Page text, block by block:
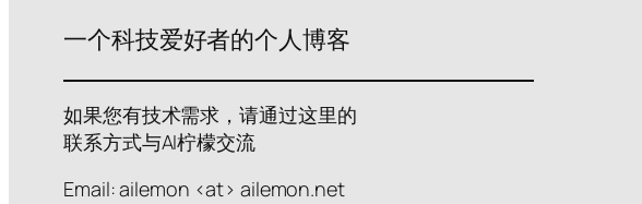
一个科技爱好者的个人博客
如果您有技术需求，请通过这里的
联系方式与AI柠檬交流
Email: ailemon <at> ailemon.net